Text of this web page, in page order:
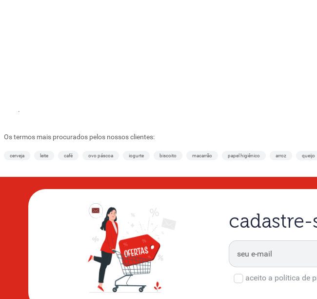
.
Os termos mais procurados pelos nossos clientes:
cerveja leite café ovo páscoa iogurte biscoito macarrão papel higiênico arroz queijo
aceito a política de